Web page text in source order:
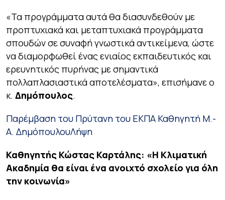
«Τα προγράμματα αυτά θα διασυνδεθούν με
προπτυχιακά και μεταπτυχιακά προγράμματα
σπουδών σε συναφή γνωστικά αντικείμενα, ώστε
να διαμορφωθεί ένας ενιαίος εκπαιδευτικός και
ερευνητικός πυρήνας με σημαντικά
πολλαπλασιαστικά αποτελέσματα», επισήμανε ο
κ. Δημόπουλος.
Παρέμβαση του Πρύτανη του ΕΚΠΑ Καθηγητή Μ.-
Α. ΔημόπουλουΛήψη
Καθηγητής Κώστας Καρτάλης: «Η Κλιματική
Ακαδημία θα είναι ένα ανοιχτό σχολείο για όλη
την κοινωνία»